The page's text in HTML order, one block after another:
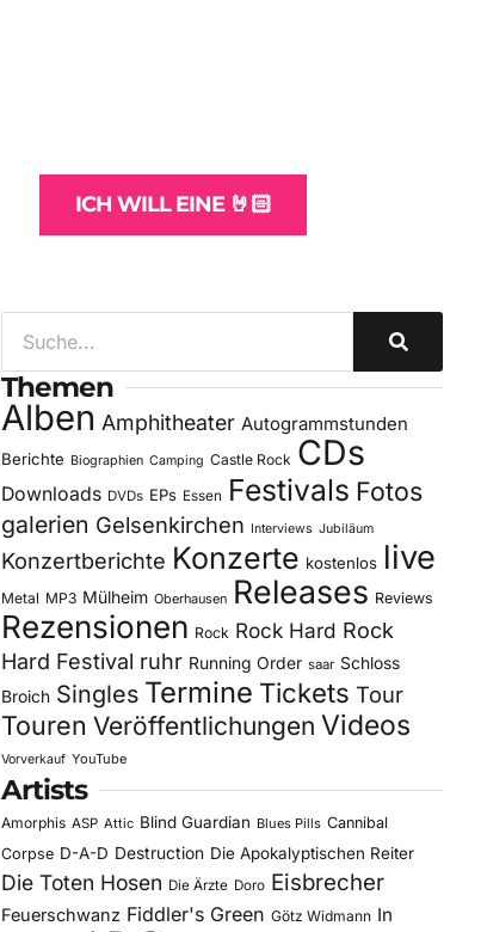
ICH WILL EINE 🤘🏻
Themen
Alben Amphitheater Autogrammstunden
Berichte Biographien Camping Castle Rock CDs
Downloads DVDs EPs Essen Festivals Fotos
galerien Gelsenkirchen Interviews Jubiläum
Konzertberichte Konzerte kostenlos live
Metal MP3 Mülheim Oberhausen Releases Reviews
Rezensionen Rock Rock Hard Rock
Hard Festival ruhr Running Order saar Schloss
Broich Singles Termine Tickets Tour
Touren Veröffentlichungen Videos
Vorverkauf YouTube
Artists
Amorphis ASP Attic Blind Guardian Blues Pills Cannibal
Corpse D-A-D Destruction Die Apokalyptischen Reiter
Die Toten Hosen Die Ärzte Doro Eisbrecher
Feuerschwanz Fiddler's Green Götz Widmann In